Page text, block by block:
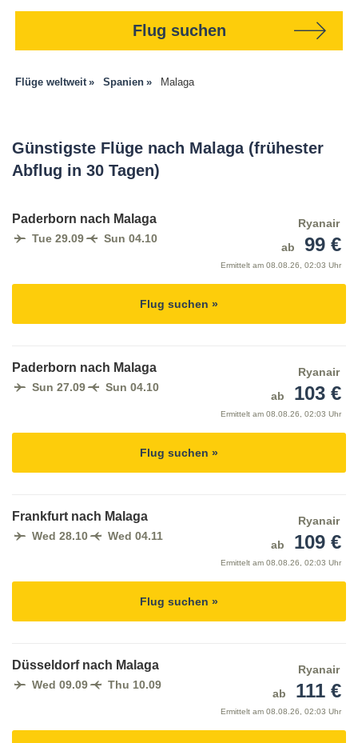
Flug suchen
Flüge weltweit Spanien Malaga
Günstigste Flüge nach Malaga (frühester
Abflug in 30 Tagen)
Paderborn nach Malaga
Tue 29.09 Sun 04.10
Ryanair
ab
99 €
Ermittelt am 08.08.26, 02:03 Uhr
Flug suchen »
Paderborn nach Malaga
Sun 27.09 Sun 04.10
Ryanair
ab
103 €
Ermittelt am 08.08.26, 02:03 Uhr
Flug suchen »
Frankfurt nach Malaga
Wed 28.10 Wed 04.11
Ryanair
ab
109 €
Ermittelt am 08.08.26, 02:03 Uhr
Flug suchen »
Düsseldorf nach Malaga
Wed 09.09 Thu 10.09
Ryanair
ab
111 €
Ermittelt am 08.08.26, 02:03 Uhr